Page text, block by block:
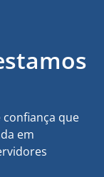
confiança que
em